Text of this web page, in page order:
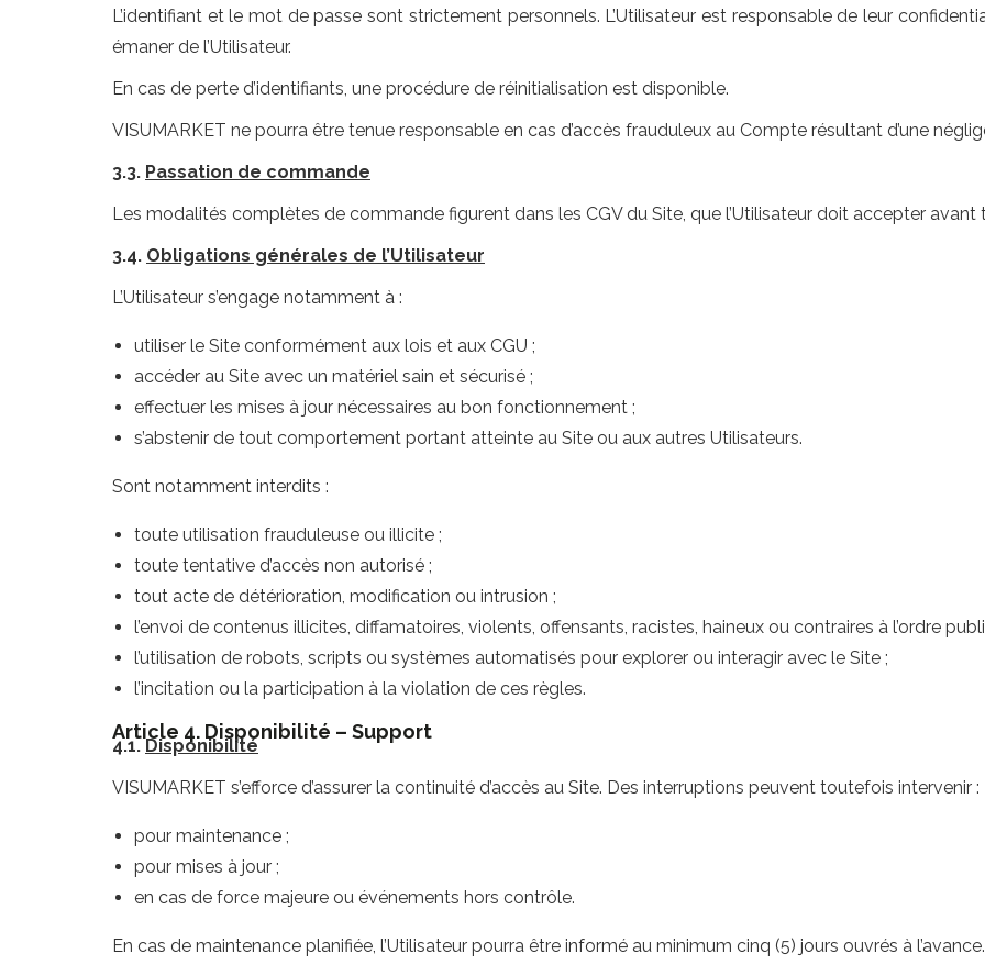
L’identifiant et le mot de passe sont strictement personnels. L’Utilisateur est responsable de leur
émaner de l’Utilisateur.
En cas de perte d’identifiants, une procédure de réinitialisation est disponible.
VISUMARKET ne pourra être tenue responsable en cas d’accès frauduleux au Compte résultant d’une
3.3. Passation de commande
Les modalités complètes de commande figurent dans les CGV du Site, que l’Utilisateur doit accepter
3.4. Obligations générales de l’Utilisateur
L’Utilisateur s’engage notamment à :
utiliser le Site conformément aux lois et aux CGU ;
accéder au Site avec un matériel sain et sécurisé ;
effectuer les mises à jour nécessaires au bon fonctionnement ;
s’abstenir de tout comportement portant atteinte au Site ou aux autres Utilisateurs.
Sont notamment interdits :
toute utilisation frauduleuse ou illicite ;
toute tentative d’accès non autorisé ;
tout acte de détérioration, modification ou intrusion ;
l’envoi de contenus illicites, diffamatoires, violents, offensants, racistes, haineux ou contraires à l’ordre
l’utilisation de robots, scripts ou systèmes automatisés pour explorer ou interagir avec le Site ;
l’incitation ou la participation à la violation de ces règles.
Article 4. Disponibilité – Support
4.1.Disponibilité
VISUMARKET s’efforce d’assurer la continuité d’accès au Site. Des interruptions peuvent toutefois intervenir :
pour maintenance ;
pour mises à jour ;
en cas de force majeure ou événements hors contrôle.
En cas de maintenance planifiée, l’Utilisateur pourra être informé au minimum cinq (5) jours ouvrés à l’avance.